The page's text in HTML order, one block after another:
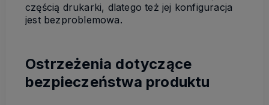
częścią drukarki, dlatego też jej konfiguracja
jest bezproblemowa.
Ostrzeżenia dotyczące
bezpieczeństwa produktu